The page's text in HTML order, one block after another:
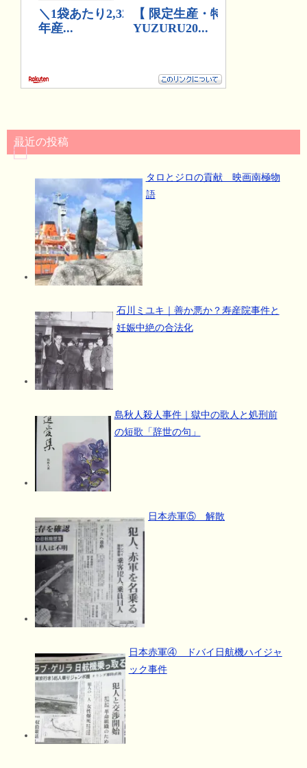
最近の投稿
タロとジロの貢献 映画南極物
語
石川ミユキ｜善か悪か？寿産院事件と
妊娠中絶の合法化
島秋人殺人事件｜獄中の歌人と処刑前
の短歌「辞世の句」
日本赤軍⑤ 解散
日本赤軍④ ドバイ日航機ハイジャ
ック事件